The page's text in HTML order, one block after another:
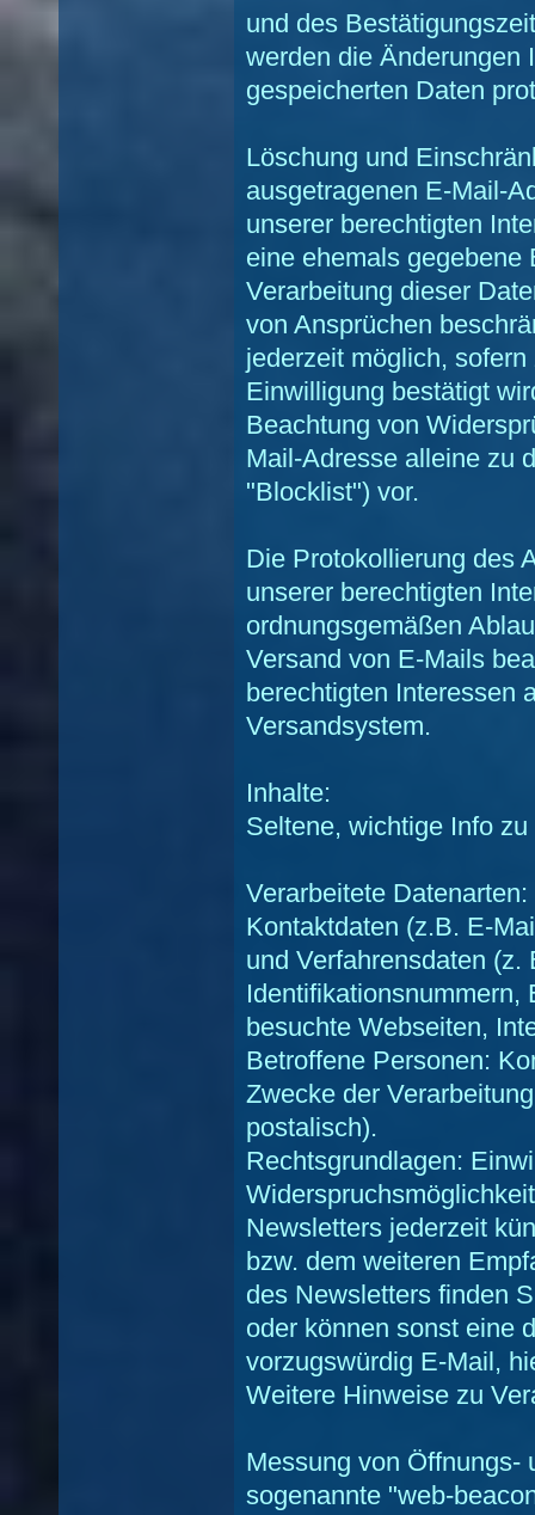
und des
werden die Änderungen
gespeicherten Daten
Löschung und
ausgetragenen E-Mail-
unserer berechtigten
eine ehemals
Verarbeitung dieser
von Ansprüchen
jederzeit möglich,
Einwilligung bestätigt
Beachtung von
Mail-Adresse alleine zu
"Blocklist") vor.
Die Protokollierung des
unserer berechtigten
ordnungsgemäßen
Versand von E-Mails
berechtigten Interessen
Versandsystem.
Inhalte:
Seltene, wichtige Info
Verarbeitete
Kontaktdaten (z.B. E-
und Verfahrensdaten
Identifikationsnummern,
besuchte Webseiten,
Betroffene Personen:
Zwecke der
postalisch).
Rechtsgrundlagen:
Newsletters jederzeit
bzw. dem weiteren
des Newsletters finden
oder können sonst eine
vorzugswürdig E-Mail,
Weitere Hinweise zu
Messung von Öffnungs-
sogenannte "web-